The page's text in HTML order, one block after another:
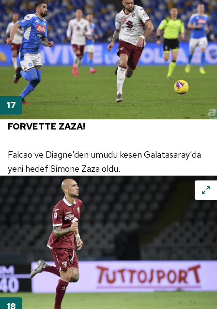
FORVETTE ZAZA!
Falcao ve Diagne'den umudu kesen Galatasaray'da
yeni hedef Simone Zaza oldu.